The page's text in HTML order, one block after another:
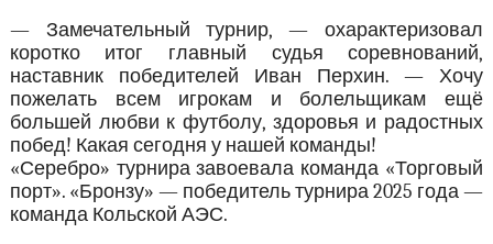
— Замечательный турнир, — охарактеризовал
коротко итог главный судья соревнований,
наставник победителей Иван Перхин. — Хочу
пожелать всем игрокам и болельщикам ещё
большей любви к футболу, здоровья и радостных
побед! Какая сегодня у нашей команды!
«Серебро» турнира завоевала команда «Торговый
порт». «Бронзу» — победитель турнира 2025 года —
команда Кольской АЭС.